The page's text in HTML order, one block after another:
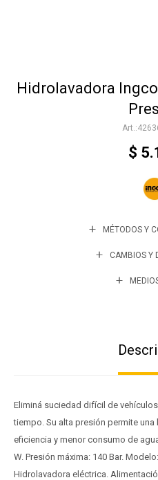
Hidrolavadora
$
MÉTODOS Y
CAMBIOS Y
Eliminá suciedad difícil de
tiempo. Su alta presión permite
eficiencia y menor consumo de
W. Presión máxima: 140 Bar.
Hidrolavadora eléctrica.
Varios
Trabaja con nosotros